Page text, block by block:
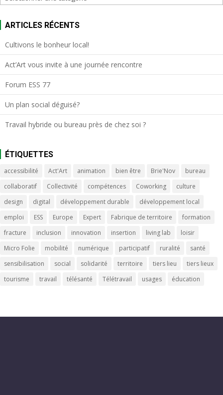
ARTICLES RÉCENTS
Cultivons le bonheur local!
Act’Art vous invite à une journée rencontre
Forum ESS 77
Un plan social déguisé?
Travail hybride ou bureau près de chez soi ?
ÉTIQUETTES
accessibilité Act'Art animation bien être Brie'Nov
bureau
collaboratif
Collectivité compétences Coworking
culture
design
digital développement durable
développement local
emploi
ESS Europe Expert Fabrique de territoire
formation
fracture
inclusion innovation insertion living lab
loisir
Micro Folie
mobilité numérique participatif ruralité
santé
sensibilisation
social solidarité territoire tiers lieu
tiers lieux
tourisme
travail télésanté Télétravail usages éducation